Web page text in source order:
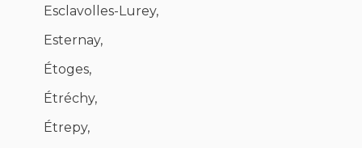
Esclavolles-Lurey,
Esternay,
Étoges,
Étréchy,
Étrepy,